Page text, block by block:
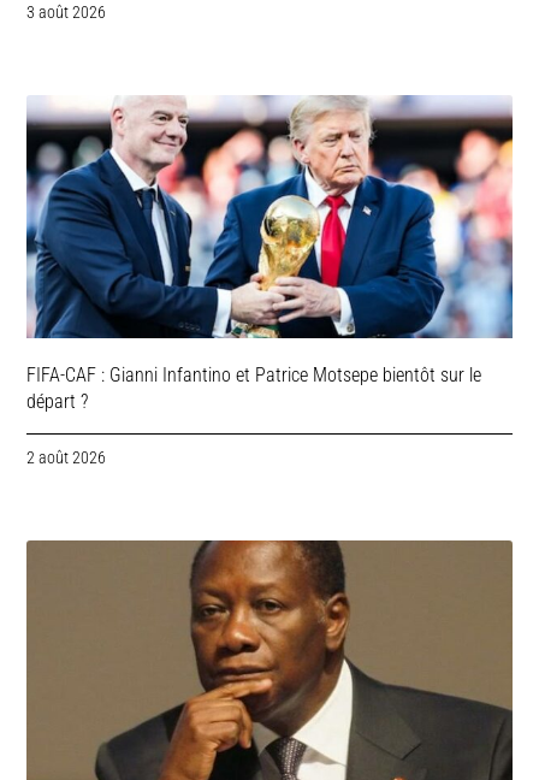
3 août 2026
FIFA-CAF : Gianni Infantino et Patrice Motsepe bientôt sur le
départ ?
2 août 2026